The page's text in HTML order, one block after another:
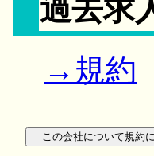
過去求
→規約